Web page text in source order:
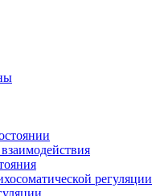
регуляции